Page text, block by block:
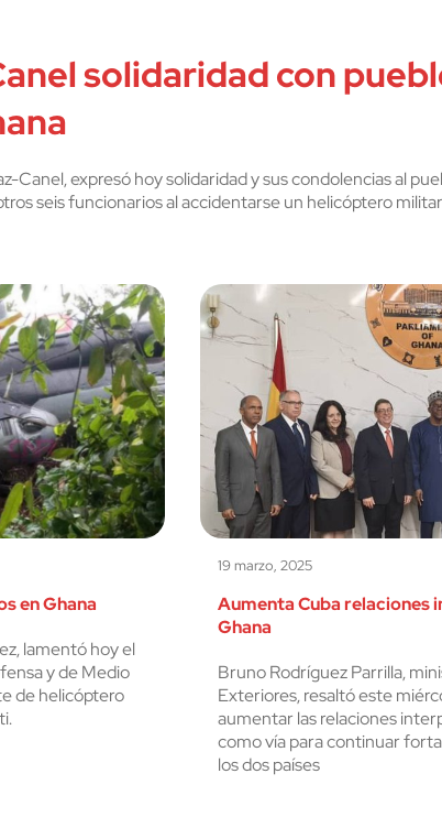
solidaridad con
Canel, expresó hoy solidaridad y sus condolencias al
seis funcionarios al accidentarse un helicóptero
en Ghana
lamentó hoy el
y de Medio
de helicóptero
19 marzo, 2025
Aumenta Cuba
Ghana
Bruno Rodríguez Parrilla,
Exteriores, resaltó este
aumentar las relaciones
como vía para continuar
los dos países